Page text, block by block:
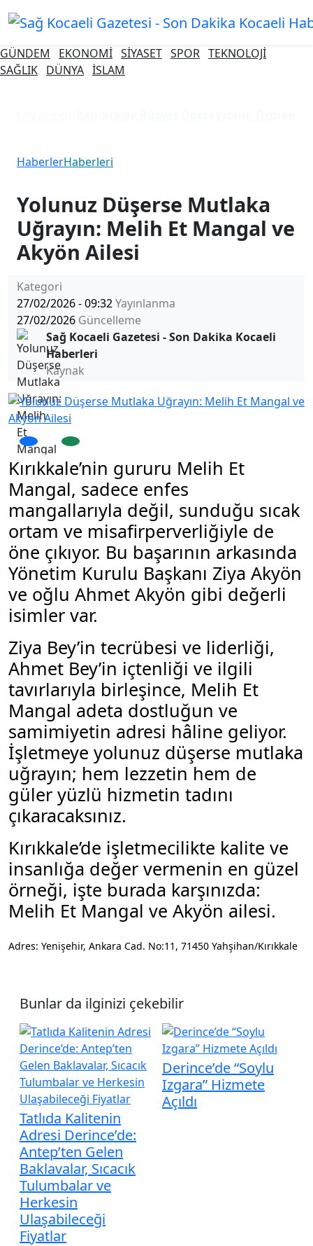
GÜNDEM EKONOMİ SİYASET SPOR TEKNOLOJİ
SAĞLIK DÜNYA İSLAM
HaberlerHaberleri
Yolunuz Düşerse Mutlaka
Uğrayın: Melih Et Mangal ve
Akyön Ailesi
Kategori
27/02/2026 - 09:32Yayınlanma
27/02/2026 Güncelleme
Sağ Kocaeli Gazetesi - Son Dakika Kocaeli
Haberleri
Kaynak
Kırıkkale’nin gururu Melih Et
Mangal, sadece enfes
mangallarıyla değil, sunduğu sıcak
ortam ve misafirperverliğiyle de
öne çıkıyor. Bu başarının arkasında
Yönetim Kurulu Başkanı Ziya Akyön
ve oğlu Ahmet Akyön gibi değerli
isimler var.
Ziya Bey’in tecrübesi ve liderliği,
Ahmet Bey’in içtenliği ve ilgili
tavırlarıyla birleşince, Melih Et
Mangal adeta dostluğun ve
samimiyetin adresi hâline geliyor.
İşletmeye yolunuz düşerse mutlaka
uğrayın; hem lezzetin hem de
güler yüzlü hizmetin tadını
çıkaracaksınız.
Kırıkkale’de işletmecilikte kalite ve
insanlığa değer vermenin en güzel
örneği, işte burada karşınızda:
Melih Et Mangal ve Akyön ailesi.
Adres: Yenişehir, Ankara Cad. No:11, 71450 Yahşihan/Kırıkkale
Bunlar da ilginizi çekebilir
Tatlıda Kalitenin
Adresi Derince’de:
Antep’ten Gelen
Baklavalar, Sıcacık
Tulumbalar ve
Herkesin
Ulaşabileceği
Fiyatlar
Derince’de “Soylu
Izgara” Hizmete
Açıldı